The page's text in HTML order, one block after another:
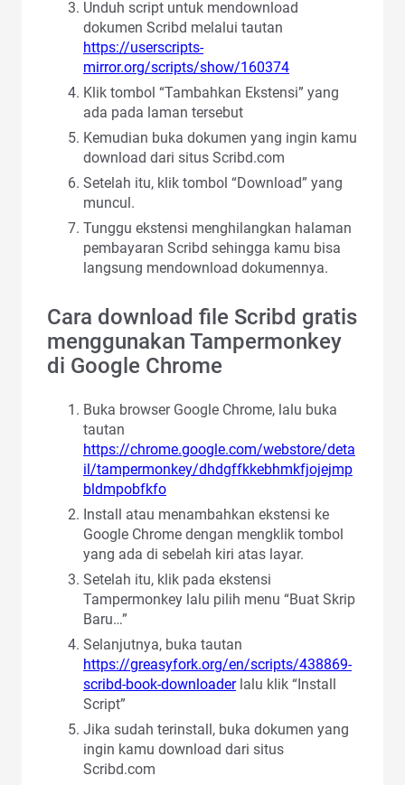
Unduh script untuk mendownload
dokumen Scribd melalui tautan
https://userscripts-
mirror.org/scripts/show/160374
Klik tombol “Tambahkan Ekstensi” yang
ada pada laman tersebut
Kemudian buka dokumen yang ingin kamu
download dari situs Scribd.com
Setelah itu, klik tombol “Download” yang
muncul.
Tunggu ekstensi menghilangkan halaman
pembayaran Scribd sehingga kamu bisa
langsung mendownload dokumennya.
Cara download file Scribd gratis
menggunakan Tampermonkey
di Google Chrome
Buka browser Google Chrome, lalu buka
tautan
https://chrome.google.com/webstore/deta
il/tampermonkey/dhdgffkkebhmkfjojejmp
bldmpobfkfo
Install atau menambahkan ekstensi ke
Google Chrome dengan mengklik tombol
yang ada di sebelah kiri atas layar.
Setelah itu, klik pada ekstensi
Tampermonkey lalu pilih menu “Buat Skrip
Baru…”
Selanjutnya, buka tautan
https://greasyfork.org/en/scripts/438869-
scribd-book-downloaderlalu klik “Install
Script”
Jika sudah terinstall, buka dokumen yang
ingin kamu download dari situs
Scribd.com